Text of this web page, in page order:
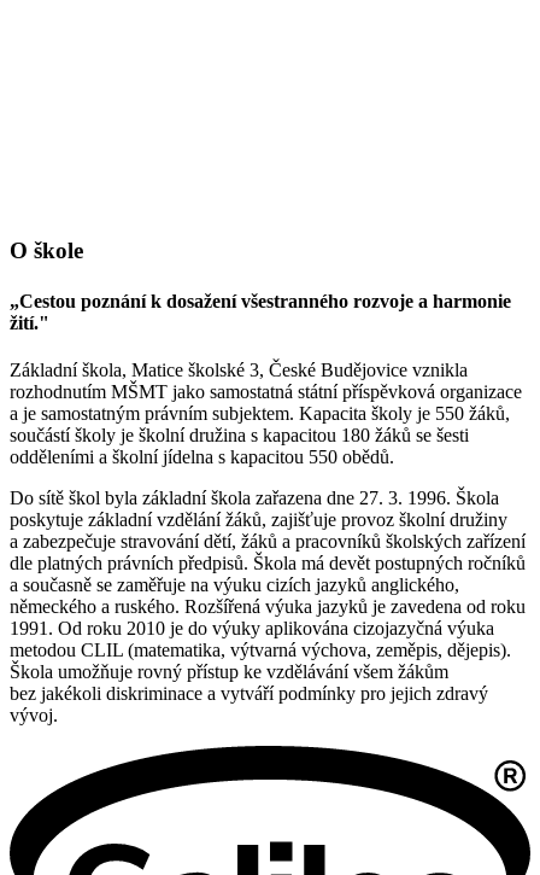
O škole
„Cestou poznání k dosažení všestranného rozvoje a harmonie
žití."
Základní škola, Matice školské 3, České Budějovice vznikla
rozhodnutím MŠMT jako samostatná státní příspěvková organizace
a je samostatným právním subjektem. Kapacita školy je 550 žáků,
součástí školy je školní družina s kapacitou 180 žáků se šesti
odděleními a školní jídelna s kapacitou 550 obědů.
Do sítě škol byla základní škola zařazena dne 27. 3. 1996. Škola
poskytuje základní vzdělání žáků, zajišťuje provoz školní družiny
a zabezpečuje stravování dětí, žáků a pracovníků školských zařízení
dle platných právních předpisů. Škola má devět postupných ročníků
a současně se zaměřuje na výuku cizích jazyků anglického,
německého a ruského. Rozšířená výuka jazyků je zavedena od roku
1991. Od roku 2010 je do výuky aplikována cizojazyčná výuka
metodou CLIL (matematika, výtvarná výchova, zeměpis, dějepis).
Škola umožňuje rovný přístup ke vzdělávání všem žákům
bez jakékoli diskriminace a vytváří podmínky pro jejich zdravý
vývoj.